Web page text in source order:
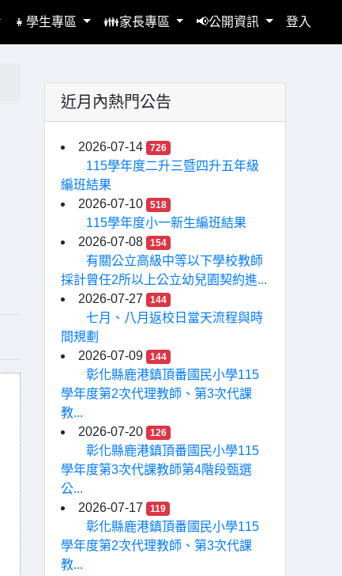
👧學生專區 👪家長專區 📢公開資訊 登入
近月內熱門公告
2026-07-14 726
115學年度二升三暨四升五年級
編班結果
2026-07-10
518
115學年度小一新生編班結果
2026-07-08
154
有關公立高級中等以下學校教師
採計曾任2所以上公立幼兒園契約進...
2026-07-27
144
七月、八月返校日當天流程與時
間規劃
2026-07-09
144
彰化縣鹿港鎮頂番國民小學115
學年度第2次代理教師、第3次代課
教...
2026-07-20
126
彰化縣鹿港鎮頂番國民小學115
學年度第3次代課教師第4階段甄選
公...
2026-07-17
119
彰化縣鹿港鎮頂番國民小學115
學年度第2次代理教師、第3次代課
教...